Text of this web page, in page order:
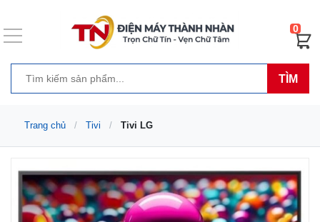
TÌM
0
Trang chủ Tivi Tivi LG